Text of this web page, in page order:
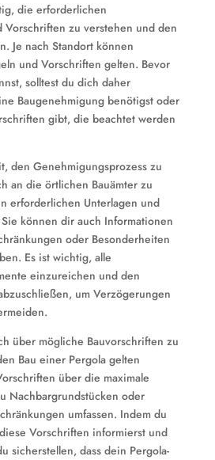
die erforderlichen
zu verstehen und den
Je nach Standort können
und Vorschriften gelten. Bevor
solltest du dich daher
Baugenehmigung benötigst oder
gibt, die beachtet werden
den Genehmigungsprozess zu
an die örtlichen Bauämter zu
erforderlichen Unterlagen und
können dir auch Informationen
oder Besonderheiten
Es ist wichtig, alle
einzureichen und den
um Verzögerungen
über mögliche Bauvorschriften zu
Bau einer Pergola gelten
über die maximale
Nachbargrundstücken oder
umfassen. Indem du
Vorschriften informierst und
sicherstellen, dass dein Pergola-